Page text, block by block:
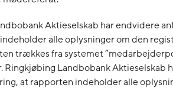
Aktieselskab har endvidere
alle oplysninger om den
trækkes fra systemet
Ringkjøbing Landbobank Aktieselskab
at rapporten indeholder alle